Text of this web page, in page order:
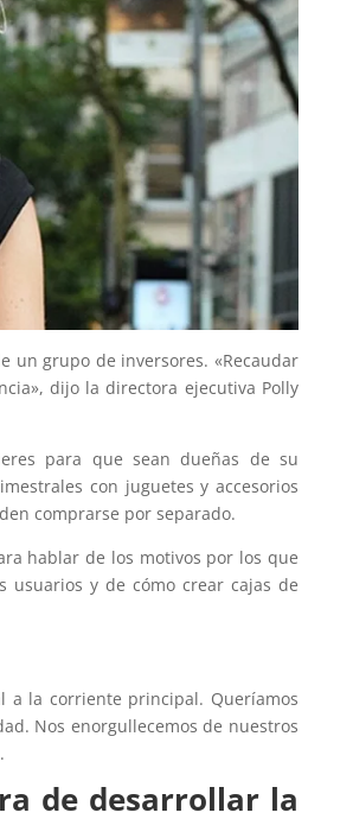
un grupo de inversores. «Recaudar
dijo la directora ejecutiva Polly
para que sean dueñas de su
con juguetes y accesorios
comprarse por separado.
hablar de los motivos por los que
usuarios y de cómo crear cajas de
a la corriente principal. Queríamos
Nos enorgullecemos de nuestros
de desarrollar la